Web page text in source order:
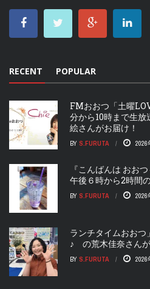
RECENT POPULAR
FMおおつ「土曜
分から10時まで生
絵さんがお届け！
BY S.FURUTA 2026
『こんばんは おお
午後６時から2時間
BY S.FURUTA 2026
ランチタイムおお
♪ の荒木佳奈さんが
BY S.FURUTA 2026